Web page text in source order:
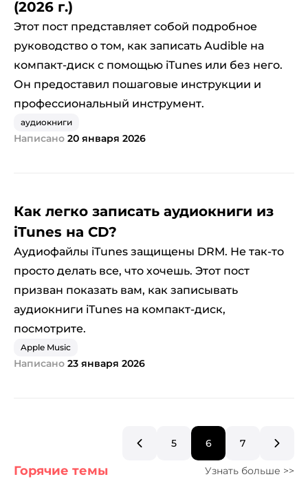
(2026 г.)
Этот пост представляет собой подробное
руководство о том, как записать Audible на
компакт-диск с помощью iTunes или без него.
Он предоставил пошаговые инструкции и
профессиональный инструмент.
аудиокниги
Написано 20 января 2026
Как легко записать аудиокниги из
iTunes на CD?
Аудиофайлы iTunes защищены DRM. Не так-то
просто делать все, что хочешь. Этот пост
призван показать вам, как записывать
аудиокниги iTunes на компакт-диск,
посмотрите.
Apple Music
Написано 23 января 2026
5 6 7
Горячие темы Узнать больше >>